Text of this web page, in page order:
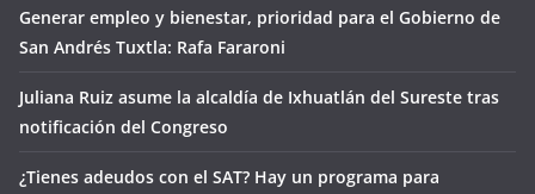
Generar empleo y bienestar, prioridad para el Gobierno de
San Andrés Tuxtla: Rafa Fararoni
Juliana Ruiz asume la alcaldía de Ixhuatlán del Sureste tras
notificación del Congreso
¿Tienes adeudos con el SAT? Hay un programa para